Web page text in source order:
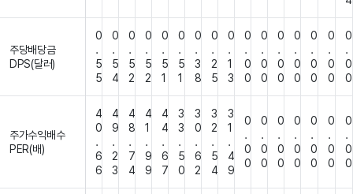
주당배당금
DPS(달러)
0
.
5
5
0
.
5
4
0
.
5
2
0
.
5
2
0
.
5
1
0
.
5
1
0
.
3
8
0
.
2
5
0
.
1
3
0
.
0
0
0
.
0
0
0
.
0
0
0
.
0
0
0
.
0
0
0
.
0
0
0
.
0
0
주가수익배수
PER(배)
4
0
.
6
6
4
9
.
2
3
4
8
.
7
4
4
1
.
9
9
4
4
.
6
7
3
3
.
5
0
3
0
.
6
2
3
2
.
5
4
3
1
.
4
9
0
.
0
0
0
.
0
0
0
.
0
0
0
.
0
0
0
.
0
0
0
.
0
0
0
.
0
0